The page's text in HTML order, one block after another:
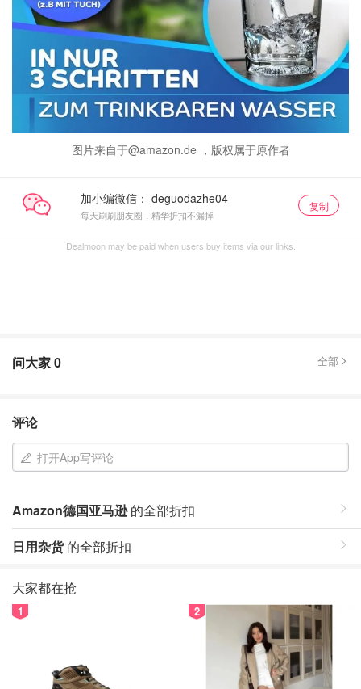
图片来自于@amazon.de ，版权属于原作者
加小编微信：
每天刷刷朋友圈，精华折扣不漏掉
复制
Dealmoon may be paid when users buy items via our links.
问大家0 全部
评论
打开App写评论
Amazon德国亚马逊的全部折扣
日用杂货的全部折扣
大家都在抢
1 2